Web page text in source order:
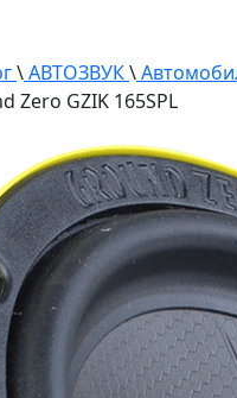
\АВТОЗВУК\
Zero GZIK 165SPL